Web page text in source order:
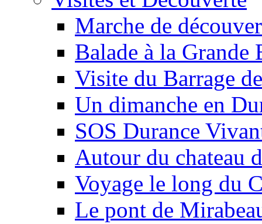
Marche de
Balade à la Grande
Visite du Barrage
Un dimanche en
SOS Durance
Autour du chateau
Voyage le long du
Le pont de